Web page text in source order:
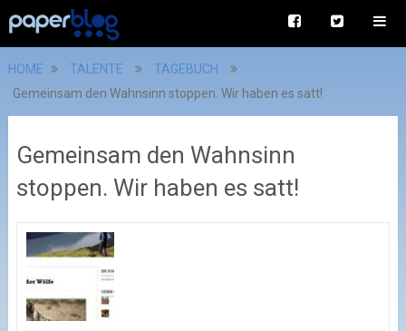
HOME TALENTE
TAGEBUCH
Gemeinsam den Wahnsinn stoppen. Wir haben es satt!
Gemeinsam den Wahnsinn
stoppen. Wir haben es satt!